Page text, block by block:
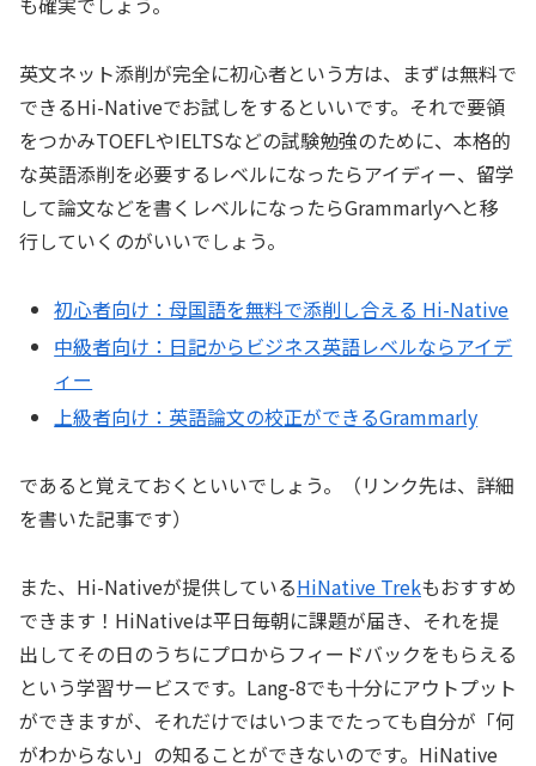
英文ネット添削が完全に初心者という方は、まずは無料で
できるHi-Nativeでお試しをするといいです。それで要領
をつかみTOEFLやIELTSなどの試験勉強のために、本格的
な英語添削を必要するレベルになったらアイディー、留学
して論文などを書くレベルになったらGrammarlyへと移
行していくのがいいでしょう。
初心者向け：母国語を無料で添削し合える Hi-Native
中級者向け：日記からビジネス英語レベルならアイデ
ィー
上級者向け：英語論文の校正ができるGrammarly
であると覚えておくといいでしょう。（リンク先は、詳細
を書いた記事です）
また、Hi-Nativeが提供しているHiNative Trekもおすすめ
できます！HiNativeは平日毎朝に課題が届き、それを提
出してその日のうちにプロからフィードバックをもらえる
という学習サービスです。Lang-8でも十分にアウトプット
ができますが、それだけではいつまでたっても自分が「何
がわからない」の知ることができないのです。HiNative